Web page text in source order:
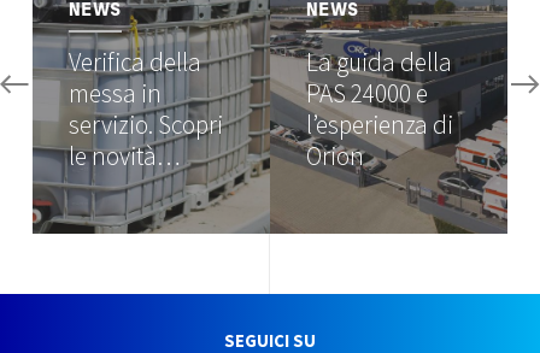
NEWS
Verifica della
messa in
servizio. Scopri
le novità…
NEWS
La guida della
PAS 24000 e
l’esperienza di
Orion
SEGUICI SU